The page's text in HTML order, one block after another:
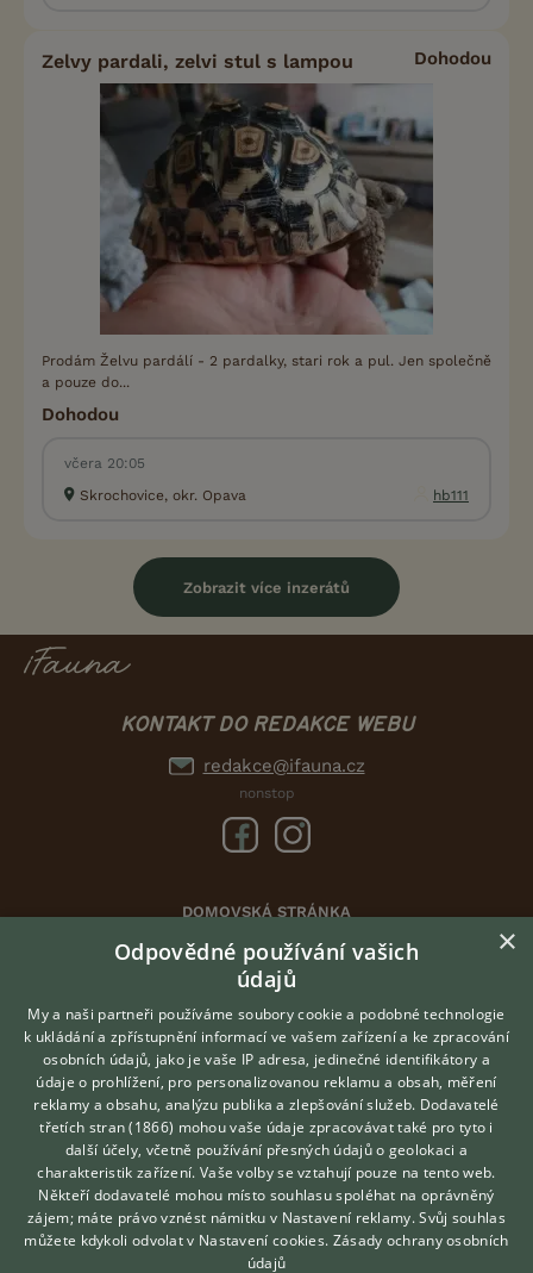
Zelvy pardali, zelvi stul s lampou Dohodou
Prodám Želvu pardálí - 2 pardalky, stari rok a pul. Jen společně
a pouze do...
Dohodou
včera 20:05
Skrochovice, okr. Opava
hb111
Zobrazit více inzerátů
KONTAKT DO REDAKCE WEBU
redakce@ifauna.cz
nonstop
DOMOVSKÁ STRÁNKA
INZERCE
DISKUSE
ČLÁNKY
ATLAS
O nás
Kontakt
Možnosti zvýraznění inzerátů
Podmínky užití
Zpracování osobních údajů
Hledáte zvířecího kamaráda?
Zdarma vám poradí
VETERINÁŘ ONLINE
KONZULTOVAT S
VETERINÁŘEM
×
Odpovědné používání vašich
údajů
My a naši partneři používáme soubory cookie a podobné technologie
k ukládání a zpřístupnění informací ve vašem zařízení a ke zpracování
osobních údajů, jako je vaše IP adresa, jedinečné identifikátory a
údaje o prohlížení, pro personalizovanou reklamu a obsah, měření
reklamy a obsahu, analýzu publika a zlepšování služeb. Dodavatelé
třetích stran (1866) mohou vaše údaje zpracovávat také pro tyto i
další účely, včetně používání přesných údajů o geolokaci a
charakteristik zařízení. Vaše volby se vztahují pouze na tento web.
Někteří dodavatelé mohou místo souhlasu spoléhat na oprávněný
zájem; máte právo vznést námitku v Nastavení reklamy. Svůj souhlas
můžete kdykoli odvolat v Nastavení cookies. Zásady ochrany osobních
údajů